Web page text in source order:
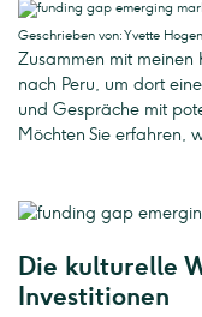
Geschrieben von: Yvette
Zusammen mit meinen
nach Peru, um dort
und Gespräche mit
Möchten Sie erfahren,
Die kulturelle
Investitionen